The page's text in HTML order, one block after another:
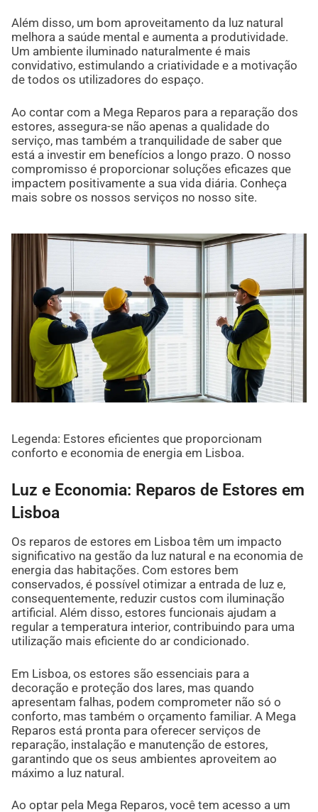
Além disso, um bom aproveitamento da luz natural
melhora a saúde mental e aumenta a produtividade.
Um ambiente iluminado naturalmente é mais
convidativo, estimulando a criatividade e a motivação
de todos os utilizadores do espaço.
Ao contar com a Mega Reparos para a reparação dos
estores, assegura-se não apenas a qualidade do
serviço, mas também a tranquilidade de saber que
está a investir em benefícios a longo prazo. O nosso
compromisso é proporcionar soluções eficazes que
impactem positivamente a sua vida diária. Conheça
mais sobre os nossos serviços no nosso site.
Legenda: Estores eficientes que proporcionam
conforto e economia de energia em Lisboa.
Luz e Economia: Reparos de Estores em
Lisboa
Os reparos de estores em Lisboa têm um impacto
significativo na gestão da luz natural e na economia de
energia das habitações. Com estores bem
conservados, é possível otimizar a entrada de luz e,
consequentemente, reduzir custos com iluminação
artificial. Além disso, estores funcionais ajudam a
regular a temperatura interior, contribuindo para uma
utilização mais eficiente do ar condicionado.
Em Lisboa, os estores são essenciais para a
decoração e proteção dos lares, mas quando
apresentam falhas, podem comprometer não só o
conforto, mas também o orçamento familiar. A Mega
Reparos está pronta para oferecer serviços de
reparação, instalação e manutenção de estores,
garantindo que os seus ambientes aproveitem ao
máximo a luz natural.
Ao optar pela Mega Reparos, você tem acesso a um